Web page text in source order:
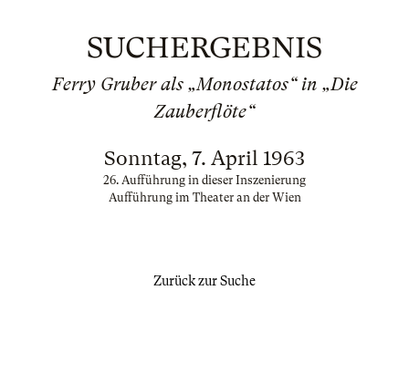
SUCHERGEBNIS
Ferry Gruber als „Monostatos“ in „Die
Zauberflöte“
Sonntag, 7. April 1963
26. Aufführung in dieser Inszenierung
Aufführung im Theater an der Wien
Zurück zur Suche